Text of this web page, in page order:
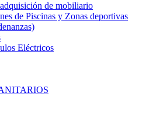
de mobiliario
de Piscinas y Zonas deportivas
Eléctricos